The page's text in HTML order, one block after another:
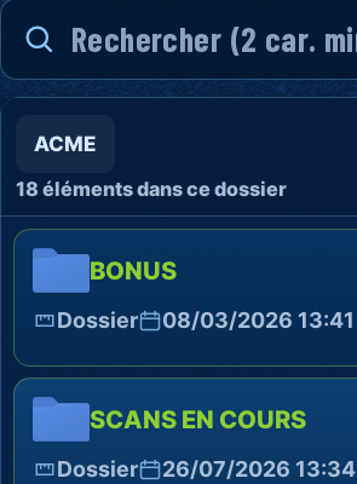
ACME
18 éléments dans ce dossier
BONUS
Dossier 08/03/2026 13:41
SCANS EN COURS
Dossier 26/07/2026 13:34